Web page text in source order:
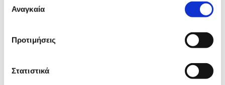
συγκατάθεσης
Αναγκαία
Προτιμήσεις
Στατιστικά
Λιπαρά
8,0g
Υδατάνθρακες
56,4g
56,4g
6,9g